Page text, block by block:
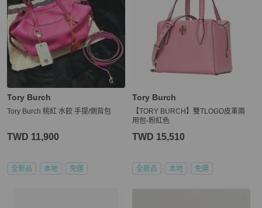
Tory Burch
Tory Burch 桃紅 水餃 手提/側背包
TWD 11,900
全新品 本地 免運
Tory Burch
【TORY BURCH】雙TLOGO皮革兩
用包-粉紅色
TWD 15,510
全新品 本地 免運